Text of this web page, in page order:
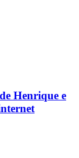
Henrique e